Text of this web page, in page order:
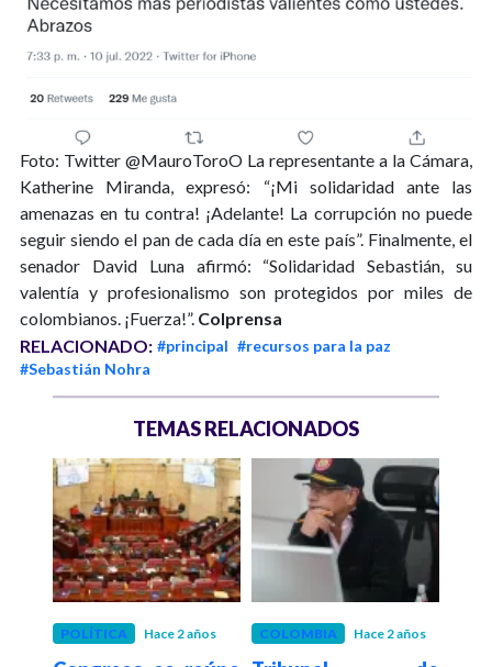
Foto: Twitter @MauroToroO La representante a la Cámara,
Katherine Miranda, expresó: “¡Mi solidaridad ante las
amenazas en tu contra! ¡Adelante! La corrupción no puede
seguir siendo el pan de cada día en este país”. Finalmente, el
senador David Luna afirmó: “Solidaridad Sebastián, su
valentía y profesionalismo son protegidos por miles de
colombianos. ¡Fuerza!”. Colprensa
RELACIONADO: #principal #recursos para la paz
#Sebastián Nohra
TEMAS RELACIONADOS
POLÍTICA Hace 2 años COLOMBIA Hace 2 años